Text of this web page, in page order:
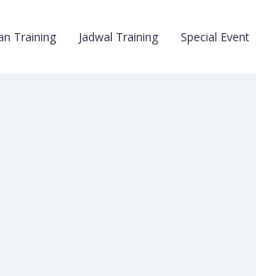
Training Jadwal Training Special Event